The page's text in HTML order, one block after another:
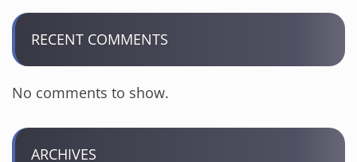
RECENT COMMENTS
No comments to show.
ARCHIVES